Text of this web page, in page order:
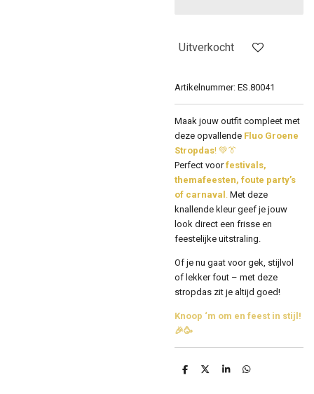
Uitverkocht
Artikelnummer: ES.80041
Maak jouw outfit compleet met
deze opvallende Fluo Groene
Stropdas! 💚👔
Perfect voorfestivals,
themafeesten, foute party’s
of carnaval Met deze
knallende kleur geef je jouw
look direct een frisse en
feestelijke uitstraling.
Of je nu gaat voor gek, stijlvol
of lekker fout – met deze
stropdas zit je altijd goed!
Knoop ‘m om en feest in stijl!
🎉🥳
D
D
S
D